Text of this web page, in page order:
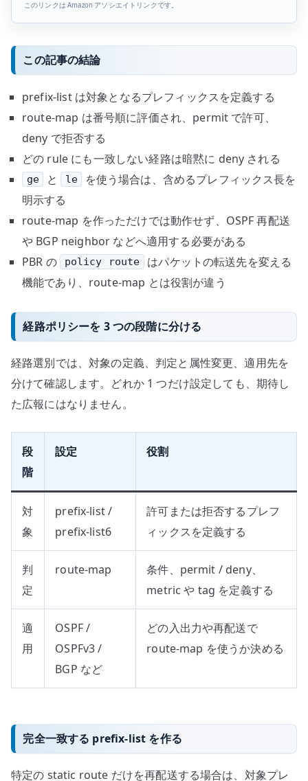
このリンクは Amazon アソシエイトリンクです。
この記事の結論
prefix-list は対象となるプレフィックスを定義する
route-map は番号順に評価され、permit で許可、
deny で拒否する
どの rule にも一致しない経路は暗黙に deny される
ge と le
を使う場合は、含めるプレフィックス長を
明示する
route-map を作っただけでは動作せず、OSPF 再配送
や BGP neighbor などへ適用する必要がある
PBR の
policy route
はパケットの転送先を変える
機能であり、route-map とは役割が違う
経路ポリシーを 3 つの段階に分ける
経路選別では、対象の定義、判定と属性変更、適用先を
分けて確認します。どれか 1 つだけ設定しても、期待し
た広報にはなりません。
段
階
設定 役割
対
象
prefix-list /
prefix-list6
許可または拒否するプレフ
ィックスを定義する
判
定
route-map
条件、permit / deny、
metric や tag を定義する
適
用
OSPF /
OSPFv3 /
BGP など
どの入出力や再配送で
route-map を使うか決める
完全一致する prefix-list を作る
特定の static route だけを再配送する場合は、対象プレ